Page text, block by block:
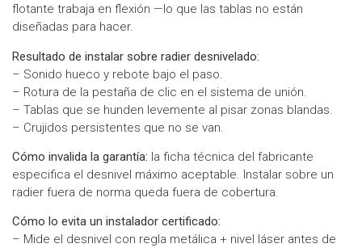
flotante trabaja en flexión —lo que las tablas no están
diseñadas para hacer.
Resultado de instalar sobre radier desnivelado:
– Sonido hueco y rebote bajo el paso.
– Rotura de la pestaña de clic en el sistema de unión.
– Tablas que se hunden levemente al pisar zonas blandas.
– Crujidos persistentes que no se van.
Cómo invalida la garantía: la ficha técnica del fabricante
especifica el desnivel máximo aceptable. Instalar sobre un
radier fuera de norma queda fuera de cobertura.
Cómo lo evita un instalador certificado:
– Mide el desnivel con regla metálica + nivel láser antes de